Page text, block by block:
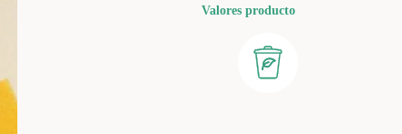
Valores producto